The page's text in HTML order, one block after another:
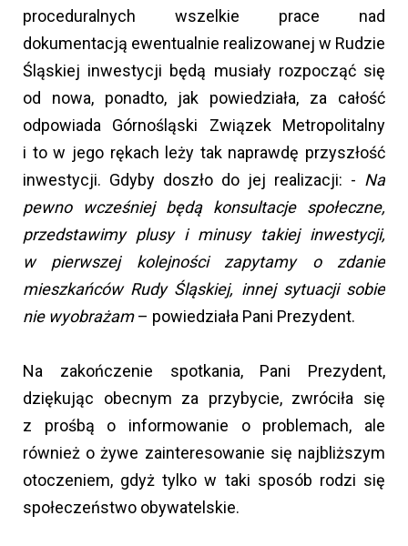
proceduralnych wszelkie prace nad
dokumentacją ewentualnie realizowanej w Rudzie
Śląskiej inwestycji będą musiały rozpocząć się
od nowa, ponadto, jak powiedziała, za całość
odpowiada Górnośląski Związek Metropolitalny
i to w jego rękach leży tak naprawdę przyszłość
inwestycji. Gdyby doszło do jej realizacji: - Na
pewno wcześniej będą konsultacje społeczne,
przedstawimy plusy i minusy takiej inwestycji,
w pierwszej kolejności zapytamy o zdanie
mieszkańców Rudy Śląskiej, innej sytuacji sobie
nie wyobrażam– powiedziała Pani Prezydent.
Na zakończenie spotkania, Pani Prezydent,
dziękując obecnym za przybycie, zwróciła się
z prośbą o informowanie o problemach, ale
również o żywe zainteresowanie się najbliższym
otoczeniem, gdyż tylko w taki sposób rodzi się
społeczeństwo obywatelskie.